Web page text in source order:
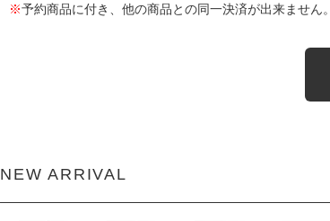
※予約商品に付き、他の商品との同一決済が出来ません
NEW ARRIVAL